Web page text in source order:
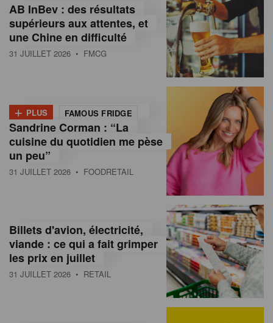
n
o
m
a
s
s
u
AB InBev : des résultats
supérieurs aux attentes, et
une Chine en difficulté
31 JUILLET 2026 • FMCG
+ PLUS FAMOUS FRIDGE
Sandrine Corman : “La
cuisine du quotidien me pèse
un peu”
31 JUILLET 2026 • FOODRETAIL
Billets d'avion, électricité,
viande : ce qui a fait grimper
les prix en juillet
31 JUILLET 2026 • RETAIL